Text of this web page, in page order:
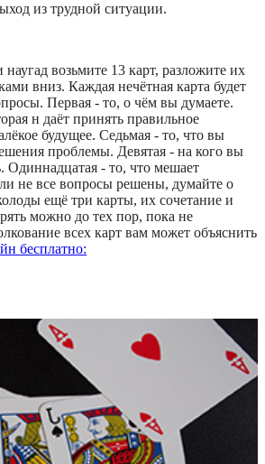
из трудной ситуации.
наугад возьмите 13 карт, разложите их
вниз. Каждая нечётная карта будет
Первая - то, о чём вы думаете.
н даёт принять правильное
будущее. Седьмая - то, что вы
проблемы. Девятая - на кого вы
Одиннадцатая - то, что мешает
не все вопросы решены, думайте о
ещё три карты, их сочетание и
можно до тех пор, пока не
всех карт вам может объяснить
бесплатно: